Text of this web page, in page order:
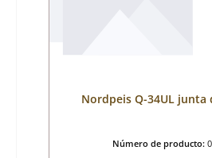
Nordpeis Q-34UL junta
Número de producto: